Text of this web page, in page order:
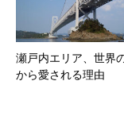
瀬戸内エリア、世界
から愛される理由